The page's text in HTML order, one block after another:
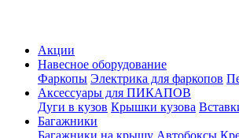
Акции
Навесное оборудование
Фаркопы Электрика для фаркопов
Аксессуары для ПИКАПОВ
Дуги в кузов Крышки кузова
Багажники
Багажники на крышу Автобоксы